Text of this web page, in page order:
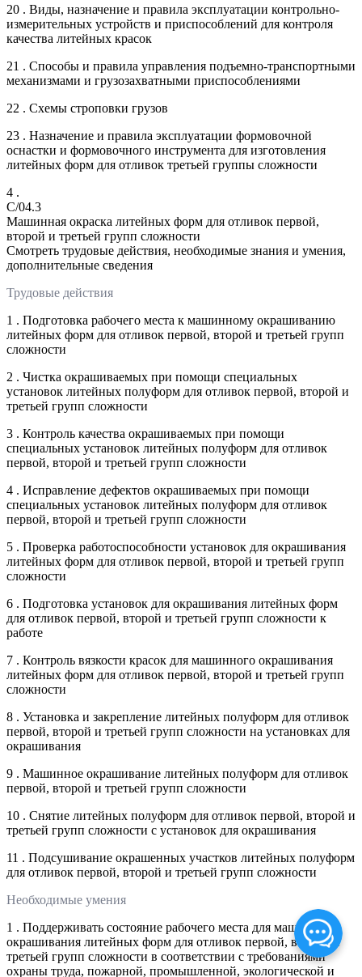
20 . Виды, назначение и правила эксплуатации контрольно-
измерительных устройств и приспособлений для контроля
качества литейных красок
21 . Способы и правила управления подъемно-транспортными
механизмами и грузозахватными приспособлениями
22 . Схемы строповки грузов
23 . Назначение и правила эксплуатации формовочной
оснастки и формовочного инструмента для изготовления
литейных форм для отливок третьей группы сложности
4 .
C/04.3
Машинная окраска литейных форм для отливок первой,
второй и третьей групп сложности
Смотреть трудовые действия, необходимые знания и умения,
дополнительные сведения
Трудовые действия
1 . Подготовка рабочего места к машинному окрашиванию
литейных форм для отливок первой, второй и третьей групп
сложности
2 . Чистка окрашиваемых при помощи специальных
установок литейных полуформ для отливок первой, второй и
третьей групп сложности
3 . Контроль качества окрашиваемых при помощи
специальных установок литейных полуформ для отливок
первой, второй и третьей групп сложности
4 . Исправление дефектов окрашиваемых при помощи
специальных установок литейных полуформ для отливок
первой, второй и третьей групп сложности
5 . Проверка работоспособности установок для окрашивания
литейных форм для отливок первой, второй и третьей групп
сложности
6 . Подготовка установок для окрашивания литейных форм
для отливок первой, второй и третьей групп сложности к
работе
7 . Контроль вязкости красок для машинного окрашивания
литейных форм для отливок первой, второй и третьей групп
сложности
8 . Установка и закрепление литейных полуформ для отливок
первой, второй и третьей групп сложности на установках для
окрашивания
9 . Машинное окрашивание литейных полуформ для отливок
первой, второй и третьей групп сложности
10 . Снятие литейных полуформ для отливок первой, второй и
третьей групп сложности с установок для окрашивания
11 . Подсушивание окрашенных участков литейных полуформ
для отливок первой, второй и третьей групп сложности
Необходимые умения
1 . Поддерживать состояние рабочего места для машинного
окрашивания литейных форм для отливок первой, второй и
третьей групп сложности в соответствии с требованиями
охраны труда, пожарной, промышленной, экологической и